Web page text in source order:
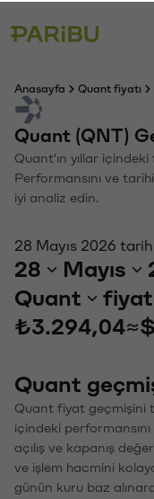
Anasayfa Quant fiyatı
Quant (QNT)
Quant'ın yıllar
Performansını ve
iyi analiz edin.
28 Mayıs 2026
28 Mayıs
Quant
₺3.294,04≈
Quant
Quant fiyat geçmişini
içindeki
açılış ve kapanış
ve işlem hacmini
günün kuru baz